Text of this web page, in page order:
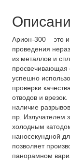
Арион-300 – это
проведения
из металлов и
просвечивающая
успешно
проверки
отводов и
наличие
пр. Излучателем
холодным
наносекундной
позволяет
панорамном